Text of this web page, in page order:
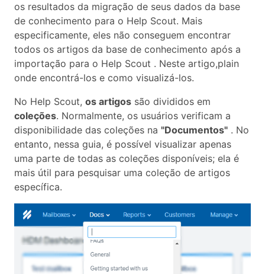
os resultados da migração de seus dados da base
de conhecimento para o Help Scout. Mais
especificamente, eles não conseguem encontrar
todos os artigos da base de conhecimento após a
importação para o Help Scout . Neste artigo,plain
onde encontrá-los e como visualizá-los.
No Help Scout, os artigos são divididos em
coleções. Normalmente, os usuários verificam a
disponibilidade das coleções na "Documentos" . No
entanto, nessa guia, é possível visualizar apenas
uma parte de todas as coleções disponíveis; ela é
mais útil para pesquisar uma coleção de artigos
específica.